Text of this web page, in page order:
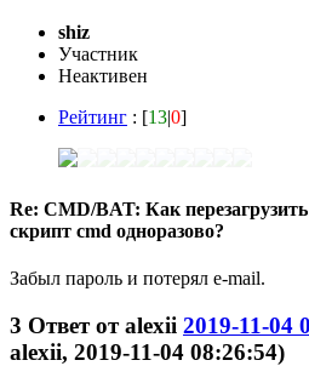
shiz
Участник
Неактивен
Рейтинг : [13|0]
Re: CMD/BAT: Как
скрипт cmd одноразово?
Забыл пароль и потерял e-mail.
3 Ответ отalexii 2019-11-04
alexii, 2019-11-04 08:26:54)